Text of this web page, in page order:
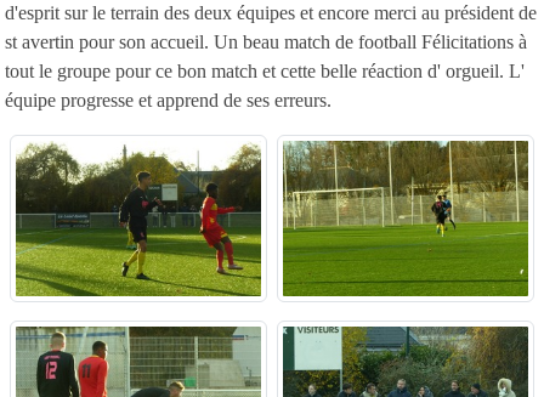
d'esprit sur le terrain des deux équipes et encore merci au président de
st avertin pour son accueil. Un beau match de football Félicitations à
tout le groupe pour ce bon match et cette belle réaction d' orgueil. L'
équipe progresse et apprend de ses erreurs.